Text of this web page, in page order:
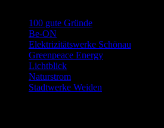
100 gute Gründe
Be-ON
Elektrizitätswerke Schönau
Greenpeace Energy
Lichtblick
Naturstrom
Stadtwerke Weiden